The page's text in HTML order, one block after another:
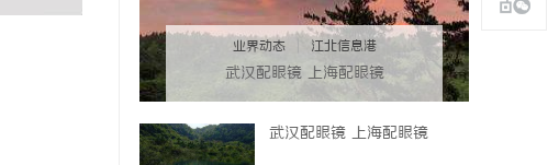
业界动态 江北信息港
武汉配眼镜 上海配眼镜
武汉配眼镜 上海配眼镜